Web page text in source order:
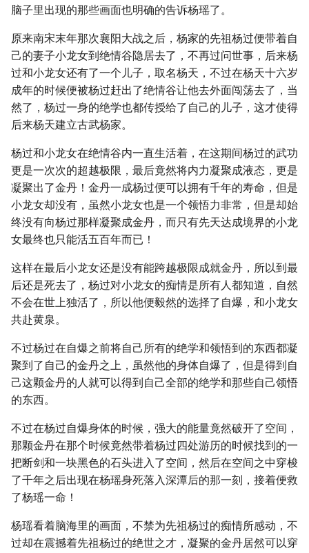
脑子里出现的那些画面也明确的告诉杨瑶了。
原来南宋末年那次襄阳大战之后，杨家的先祖杨过便带着自
己的妻子小龙女到绝情谷隐居去了，不再过问世事，后来杨
过和小龙女还有了一个儿子，取名杨天，不过在杨天十六岁
成年的时候便被杨过赶出了绝情谷让他去外面闯荡去了，当
然了，杨过一身的绝学也都传授给了自己的儿子，这才使得
后来杨天建立古武杨家。
杨过和小龙女在绝情谷内一直生活着，在这期间杨过的武功
更是一次次的超越极限，最后竟然将内力凝聚成液态，更是
凝聚出了金丹！金丹一成杨过便可以拥有千年的寿命，但是
小龙女却没有，虽然小龙女也是一个领悟力非常，但是却始
终没有向杨过那样凝聚成金丹，而只有先天达成境界的小龙
女最终也只能活五百年而已！
这样在最后小龙女还是没有能跨越极限成就金丹，所以到最
后还是死去了，杨过对小龙女的痴情是所有人都知道，自然
不会在世上独活了，所以他便毅然的选择了自爆，和小龙女
共赴黄泉。
不过杨过在自爆之前将自己所有的绝学和领悟到的东西都凝
聚到了自己的金丹之上，虽然他的身体自爆了，但是得到自
己这颗金丹的人就可以得到自己全部的绝学和那些自己领悟
的东西。
不过在杨过自爆身体的时候，强大的能量竟然破开了空间，
那颗金丹在那个时候竟然带着杨过四处游历的时候找到的一
把断剑和一块黑色的石头进入了空间，然后在空间之中穿梭
了千年之后出现在杨瑶身死落入深潭后的那一刻，接着便救
了杨瑶一命！
杨瑶看着脑海里的画面，不禁为先祖杨过的痴情所感动，不
过却在震撼着先祖杨过的绝世之才，凝聚的金丹居然可以穿